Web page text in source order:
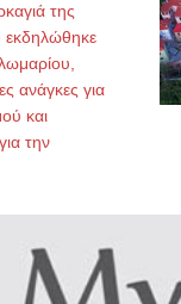
της
εκδηλώθηκε
ανάγκες για
και
την